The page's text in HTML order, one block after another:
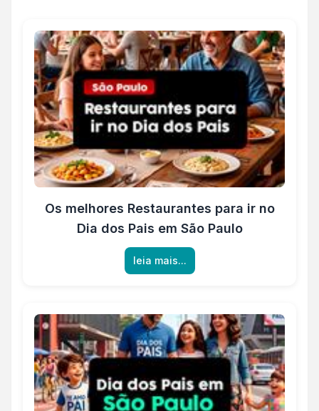
Os melhores Restaurantes para ir no
Dia dos Pais em São Paulo
leia mais...